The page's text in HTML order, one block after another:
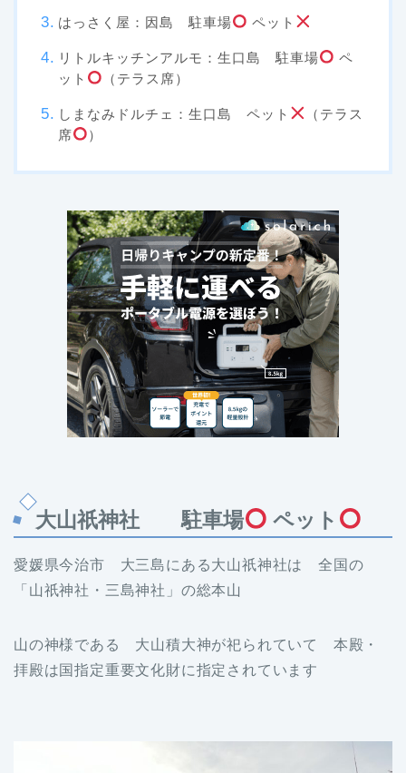
はっさく屋：因島 駐車場 ペット
リトルキッチンアルモ：生口島 駐車場
ペ
ット
（テラス席）
しまなみドルチェ：生口島 ペット
（テラス
席
）
大山祇神社 駐車場 ペット
愛媛県今治市 大三島にある大山祇神社は 全国の
「山祇神社・三島神社」の総本山
山の神様である 大山積大神が祀られていて 本殿・
拝殿は国指定重要文化財に指定されています